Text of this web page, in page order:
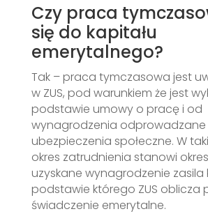
Czy praca
się do kapitału
emerytalnego?
Tak – praca tymczasowa jest
w ZUS, pod warunkiem że jest
podstawie umowy o pracę i od
wynagrodzenia odprowadzane
ubezpieczenia społeczne. W
okres zatrudnienia stanowi
uzyskane wynagrodzenie zasila
podstawie którego ZUS oblicza
świadczenie emerytalne.